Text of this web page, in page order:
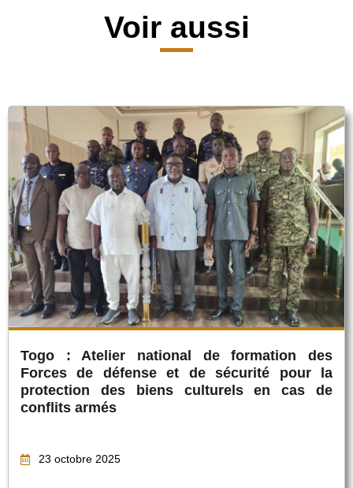
Voir aussi
Togo : Atelier national de formation des
Forces de défense et de sécurité pour la
protection des biens culturels en cas de
conflits armés
23 octobre 2025